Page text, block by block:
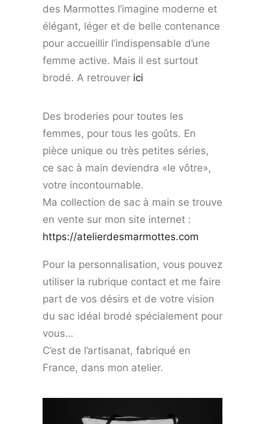
des Marmottes l’imagine moderne et
élégant, léger et de belle contenance
pour accueillir l’indispensable d’une
femme active. Mais il est surtout
brodé. A retrouver ici
Des broderies pour toutes les
femmes, pour tous les goûts. En
pièce unique ou très petites séries,
ce sac à main deviendra «le vôtre»,
votre incontournable.
Ma collection de sac à main se trouve
en vente sur mon site internet :
https://atelierdesmarmottes.com
Pour la personnalisation, vous pouvez
utiliser la rubrique contact et me faire
part de vos désirs et de votre vision
du sac idéal brodé spécialement pour
vous…
C’est de l’artisanat, fabriqué en
France, dans mon atelier.